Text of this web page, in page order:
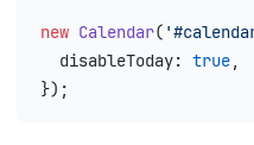
new Calendar(
  disableToday
: true,
});